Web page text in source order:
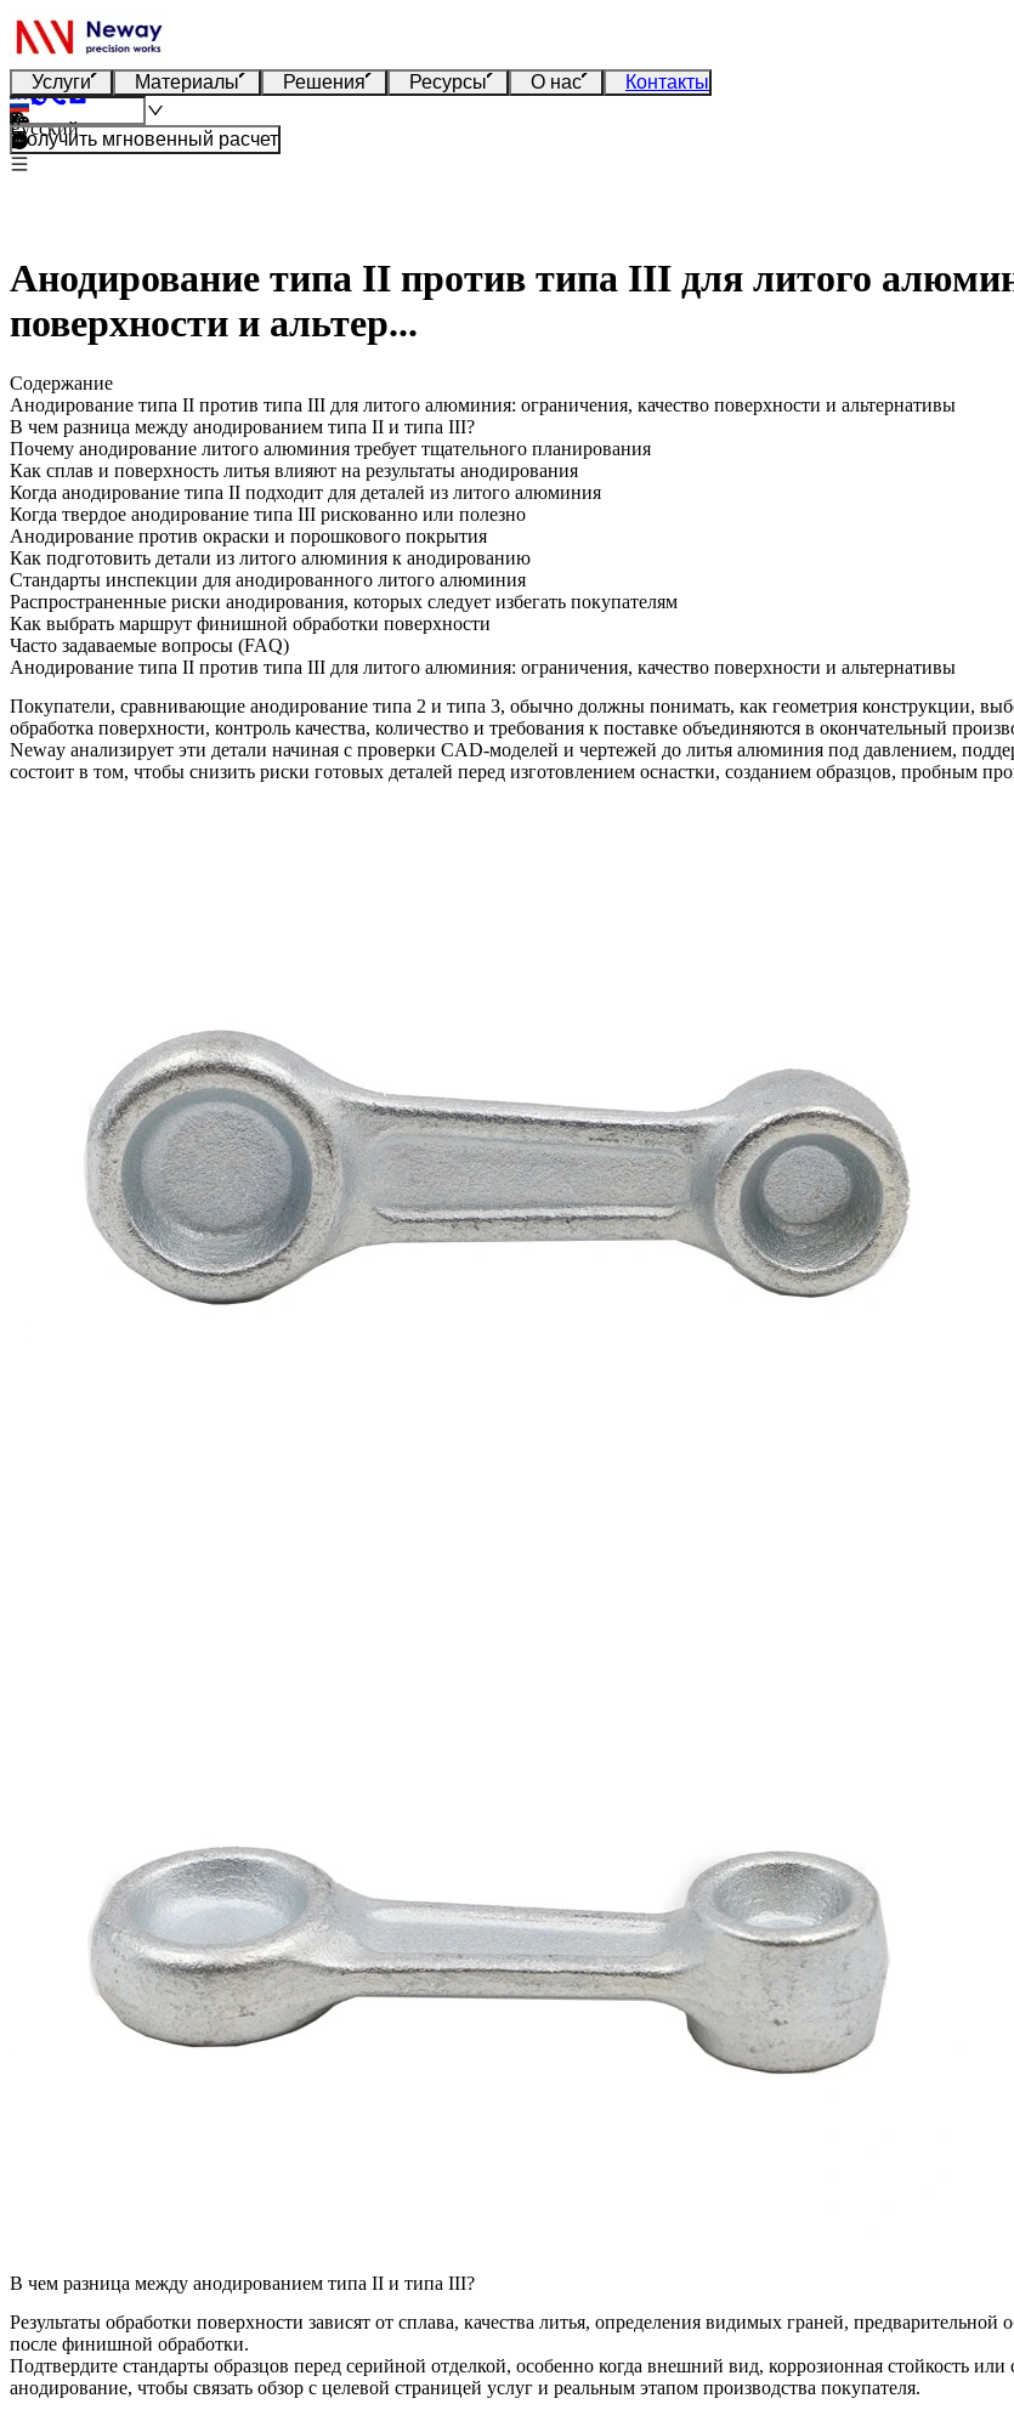
Услуги Материалы Решения Ресурсы О нас Контакты
Русский
Получить мгновенный расчет
Анодирование типа II против типа III для литого
поверхности и альтер...
Содержание
Анодирование типа II против типа III для литого алюминия: ограничения, качество поверхности и альтернативы
В чем разница между анодированием типа II и типа III?
Почему анодирование литого алюминия требует тщательного планирования
Как сплав и поверхность литья влияют на результаты анодирования
Когда анодирование типа II подходит для деталей из литого алюминия
Когда твердое анодирование типа III рискованно или полезно
Анодирование против окраски и порошкового покрытия
Как подготовить детали из литого алюминия к анодированию
Стандарты инспекции для анодированного литого алюминия
Распространенные риски анодирования, которых следует избегать покупателям
Как выбрать маршрут финишной обработки поверхности
Часто задаваемые вопросы (FAQ)
Анодирование типа II против типа III для литого алюминия: ограничения, качество поверхности и альтернативы
Покупатели, сравнивающие анодирование типа 2 и типа 3, обычно должны понимать, как геометрия конструкции,
обработка поверхности, контроль качества, количество и требования к поставке объединяются в окончательный
Neway анализирует эти детали начиная с проверки CAD-моделей и чертежей до литья алюминия под давлением,
состоит в том, чтобы снизить риски готовых деталей перед изготовлением оснастки, созданием образцов, пробным
В чем разница между анодированием типа II и типа III?
Результаты обработки поверхности зависят от сплава, качества литья, определения видимых граней,
после финишной обработки.
Подтвердите стандарты образцов перед серийной отделкой, особенно когда внешний вид, коррозионная стойкость
анодирование, чтобы связать обзор с целевой страницей услуг и реальным этапом производства покупателя.